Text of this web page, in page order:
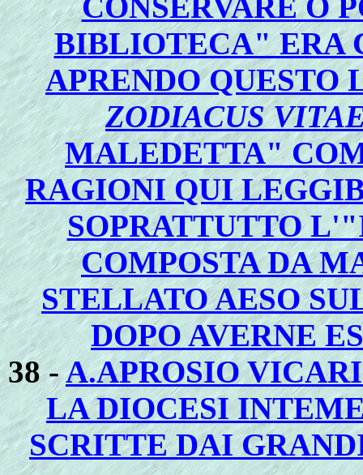
BIBLIOTECA" ERA
APRENDO
ZODIACUS
MALEDETTA"
RAGIONI QUI
SOPRATTUTTO
COMPOSTA DA
STELLATO AESO
DOPO AVERNE
38 -A.APROSIO
LA DIOCESI
SCRITTE DAI